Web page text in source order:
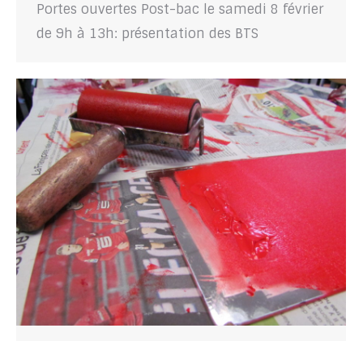
Portes ouvertes Post-bac le samedi 8 février
de 9h à 13h: présentation des BTS